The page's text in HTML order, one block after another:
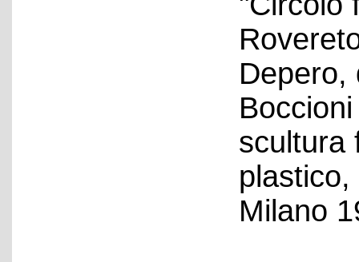
Depero,
scultura
Milano